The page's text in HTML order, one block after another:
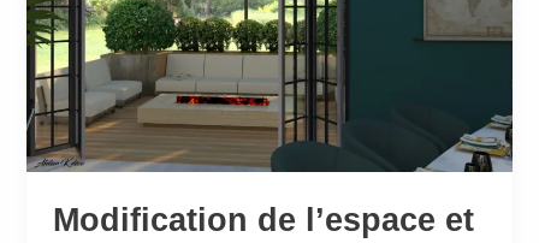
Modification de l’espace et
personnalisation
d’une
maison
des
années
50